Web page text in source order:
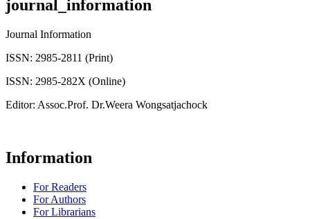
journal_information
Journal Information
ISSN: 2985-2811 (Print)
ISSN: 2985-282X (Online)
Editor: Assoc.Prof. Dr.Weera Wongsatjachock
Information
For Readers
For Authors
For Librarians